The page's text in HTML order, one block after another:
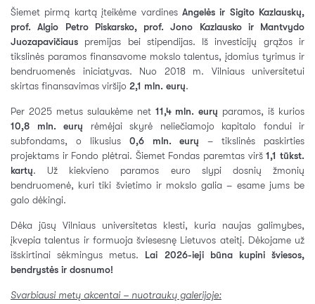
Šiemet pirmą kartą įteikėme vardines Angelės ir Sigito Kazlauskų,
prof. Algio Petro Piskarsko, prof. Jono Kazlausko ir Mantvydo
Juozapavičiaus premijas bei stipendijas. Iš investicijų grąžos ir
tikslinės paramos finansavome mokslo talentus, įdomius tyrimus ir
bendruomenės iniciatyvas. Nuo 2018 m. Vilniaus universitetui
skirtas finansavimas viršijo 2,1 mln. eurų.
Per 2025 metus sulaukėme net 11,4 mln. eurų paramos, iš kurios
10,8 mln. eurų rėmėjai skyrė neliečiamojo kapitalo fondui ir
subfondams, o likusius 0,6 mln. eurų – tikslinės paskirties
projektams ir Fondo plėtrai. Šiemet Fondas paremtas virš1,1 tūkst.
kartų. Už kiekvieno paramos euro slypi dosnių žmonių
bendruomenė, kuri tiki švietimo ir mokslo galia – esame jums be
galo dėkingi.
Dėka jūsų Vilniaus universitetas klesti, kuria naujas galimybes,
įkvepia talentus ir formuoja šviesesnę Lietuvos ateitį. Dėkojame už
išskirtinai sėkmingus metus. Lai 2026-ieji būna kupini šviesos,
bendrystės ir dosnumo!
Svarbiausi metų akcentai – nuotraukų galerijoje: